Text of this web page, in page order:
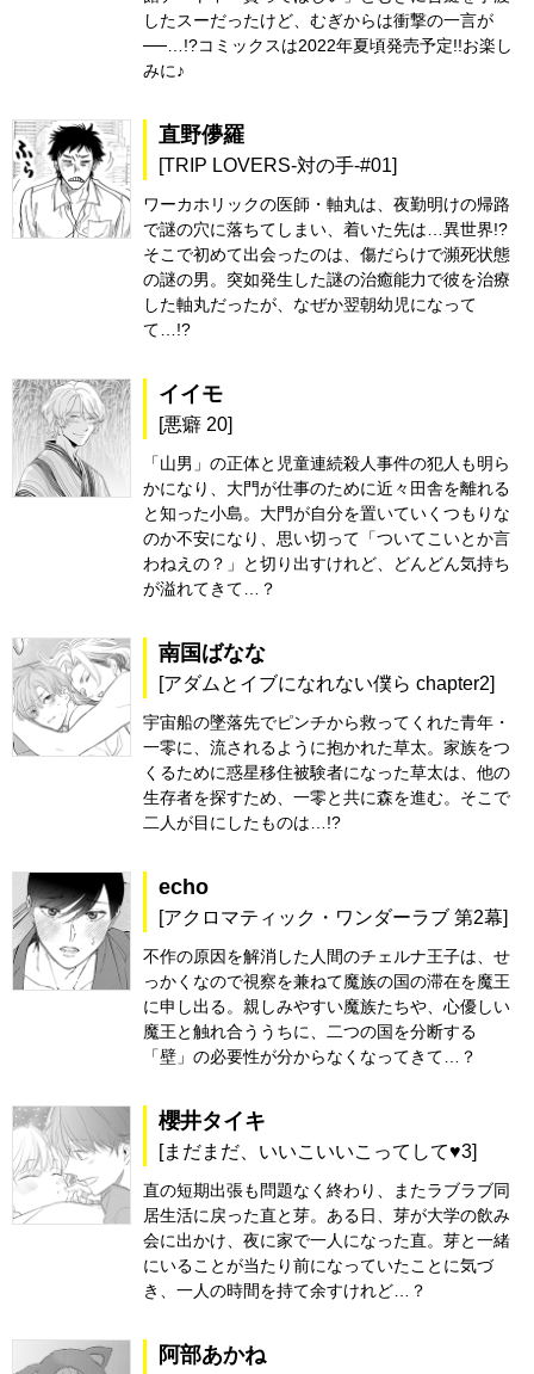
したスーだったけど、むぎからは衝撃の一言が
──…!?コミックスは2022年夏頃発売予定!!お楽し
みに♪
直野儚羅
[TRIP LOVERS-対の手-#01]
ワーカホリックの医師・軸丸は、夜勤明けの帰路
で謎の穴に落ちてしまい、着いた先は…異世界!?
そこで初めて出会ったのは、傷だらけで瀕死状態
の謎の男。突如発生した謎の治癒能力で彼を治療
した軸丸だったが、なぜか翌朝幼児になって
て…!?
イイモ
[悪癖 20]
「山男」の正体と児童連続殺人事件の犯人も明ら
かになり、大門が仕事のために近々田舎を離れる
と知った小島。大門が自分を置いていくつもりな
のか不安になり、思い切って「ついてこいとか言
わねえの？」と切り出すけれど、どんどん気持ち
が溢れてきて…？
南国ばなな
[アダムとイブになれない僕ら chapter2]
宇宙船の墜落先でピンチから救ってくれた青年・
一零に、流されるように抱かれた草太。家族をつ
くるために惑星移住被験者になった草太は、他の
生存者を探すため、一零と共に森を進む。そこで
二人が目にしたものは…!?
echo
[アクロマティック・ワンダーラブ 第2幕]
不作の原因を解消した人間のチェルナ王子は、せ
っかくなので視察を兼ねて魔族の国の滞在を魔王
に申し出る。親しみやすい魔族たちや、心優しい
魔王と触れ合ううちに、二つの国を分断する
「壁」の必要性が分からなくなってきて…？
櫻井タイキ
[まだまだ、いいこいいこってして♥3]
直の短期出張も問題なく終わり、またラブラブ同
居生活に戻った直と芽。ある日、芽が大学の飲み
会に出かけ、夜に家で一人になった直。芽と一緒
にいることが当たり前になっていたことに気づ
き、一人の時間を持て余すけれど…？
阿部あかね